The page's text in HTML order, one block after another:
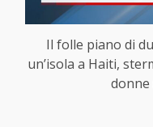
Il folle piano di
un’isola a Haiti,